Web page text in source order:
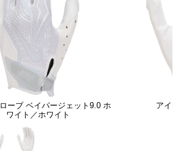
ーブ ベイパージェット9.0 ホ
ワイト／ホワイト
アイ